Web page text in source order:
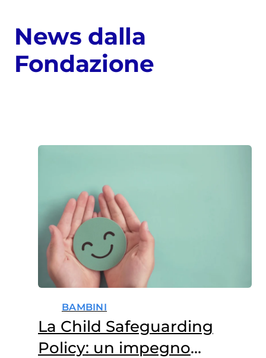
News dalla
Fondazione
BAMBINI
La Child Safeguarding
Policy: un impegno